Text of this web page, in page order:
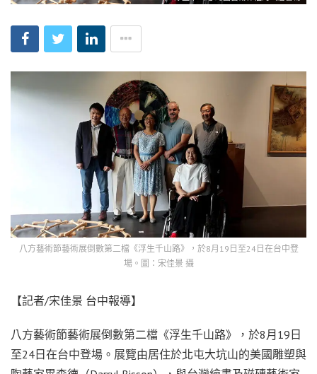
八方藝術節藝術展倒數第二檔《浮生千山路》，於8月19日至24日在台中登
場。圖：宋佳景 攝
【記者/宋佳景 台中報導】
八方藝術節藝術展倒數第二檔《浮生千山路》，於8月19日
至24日在台中登場。展覽由居住於北屯大坑山的美國雕塑與